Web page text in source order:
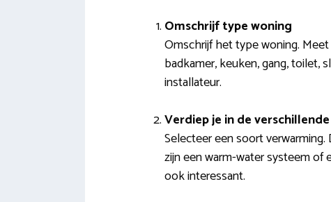
Omschrijf type woning
Omschrijf het type woning.
badkamer, keuken, gang, toilet,
installateur.
Verdiep je in de
Selecteer een soort
zijn een warm-water systeem of
ook interessant.